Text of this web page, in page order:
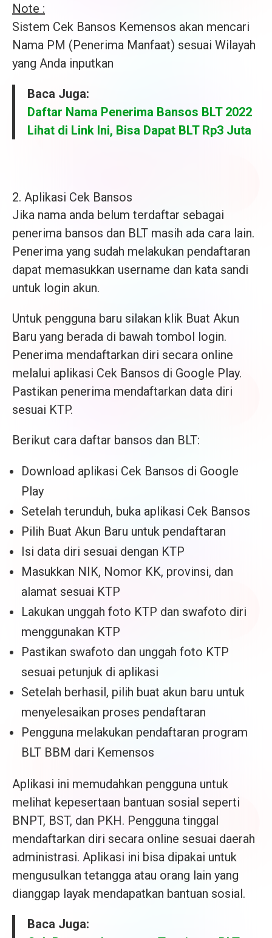
Note :
Sistem Cek Bansos Kemensos akan mencari
Nama PM (Penerima Manfaat) sesuai Wilayah
yang Anda inputkan
Baca Juga:
Daftar Nama Penerima Bansos BLT 2022
Lihat di Link Ini, Bisa Dapat BLT Rp3 Juta
2. Aplikasi Cek Bansos
Jika nama anda belum terdaftar sebagai
penerima bansos dan BLT masih ada cara lain.
Penerima yang sudah melakukan pendaftaran
dapat memasukkan username dan kata sandi
untuk login akun.
Untuk pengguna baru silakan klik Buat Akun
Baru yang berada di bawah tombol login.
Penerima mendaftarkan diri secara online
melalui aplikasi Cek Bansos di Google Play.
Pastikan penerima mendaftarkan data diri
sesuai KTP.
Berikut cara daftar bansos dan BLT:
Download aplikasi Cek Bansos di Google
Play
Setelah terunduh, buka aplikasi Cek Bansos
Pilih Buat Akun Baru untuk pendaftaran
Isi data diri sesuai dengan KTP
Masukkan NIK, Nomor KK, provinsi, dan
alamat sesuai KTP
Lakukan unggah foto KTP dan swafoto diri
menggunakan KTP
Pastikan swafoto dan unggah foto KTP
sesuai petunjuk di aplikasi
Setelah berhasil, pilih buat akun baru untuk
menyelesaikan proses pendaftaran
Pengguna melakukan pendaftaran program
BLT BBM dari Kemensos
Aplikasi ini memudahkan pengguna untuk
melihat kepesertaan bantuan sosial seperti
BNPT, BST, dan PKH. Pengguna tinggal
mendaftarkan diri secara online sesuai daerah
administrasi. Aplikasi ini bisa dipakai untuk
mengusulkan tetangga atau orang lain yang
dianggap layak mendapatkan bantuan sosial.
Baca Juga: